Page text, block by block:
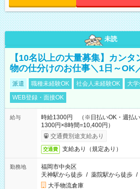
未読
【10名以上の大量募集】カンタ
物の仕分けのお仕事＼1日～OK
派遣 職種未経験OK 社会人未経験OK 大
WEB登録・面接OK
給与
時給1300円 （※日払いOK・週払
1300円×8時間=10,400円）
交通費別途支給あり
交通費 支給あり（規定あり）
勤務地
福岡市中央区
天神駅から徒歩 / 薬院駅から徒歩 /
大手物流倉庫